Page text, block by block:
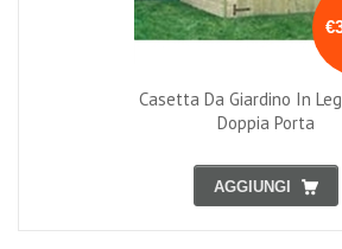
Casetta Da Giardino In
Doppia Porta
AGGIUNGI